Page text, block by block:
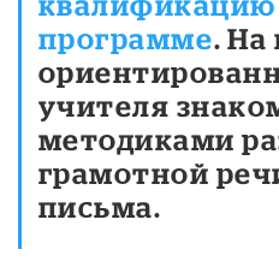
программе. На
учителя
методиками
грамотной
письма.